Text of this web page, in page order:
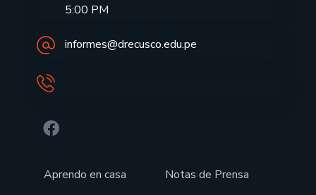
5:00 PM
informes@drecusco.edu.pe
Aprendo en casa
Notas de Prensa